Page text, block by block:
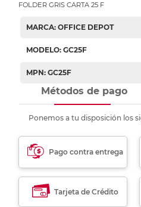
FOLDER GRIS CARTA 25 F
MARCA: OFFICE DEPOT
MODELO: GC25F
MPN: GC25F
Métodos de pago
Ponemos a tu disposición los
Pago contra entrega
Tarjeta de Crédito